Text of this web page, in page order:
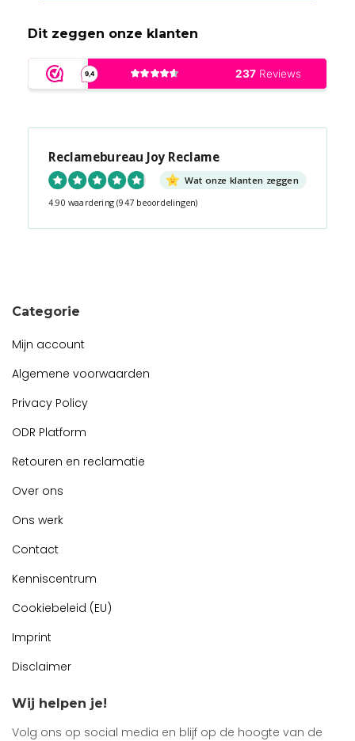
Dit zeggen onze klanten
Reclamebureau Joy Reclame
Wat onze klanten zeggen
4.90 waardering (947 beoordelingen)
Categorie
Mijn account
Algemene voorwaarden
Privacy Policy
ODR Platform
Retouren en reclamatie
Over ons
Ons werk
Contact
Kenniscentrum
Cookiebeleid (EU)
Imprint
Disclaimer
Wij helpen je!
Volg ons op social media en blijf op de hoogte van de